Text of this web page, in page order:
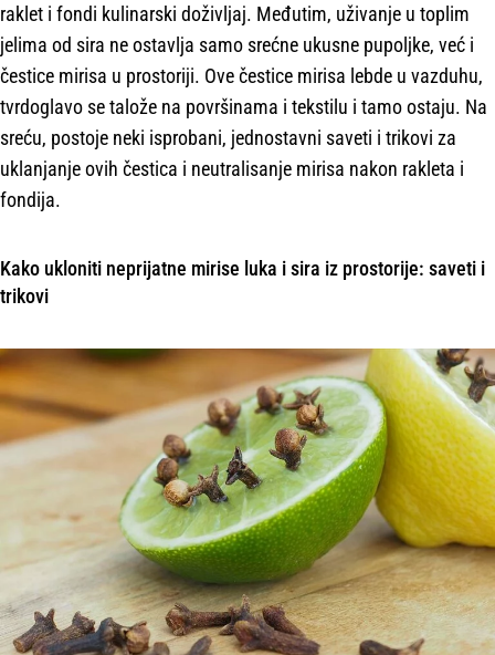
raklet i fondi kulinarski doživljaj. Međutim, uživanje u toplim
jelima od sira ne ostavlja samo srećne ukusne pupoljke, već i
čestice mirisa u prostoriji. Ove čestice mirisa lebde u vazduhu,
tvrdoglavo se talože na površinama i tekstilu i tamo ostaju. Na
sreću, postoje neki isprobani, jednostavni saveti i trikovi za
uklanjanje ovih čestica i neutralisanje mirisa nakon rakleta i
fondija.
Kako ukloniti neprijatne mirise luka i sira iz prostorije: saveti i
trikovi